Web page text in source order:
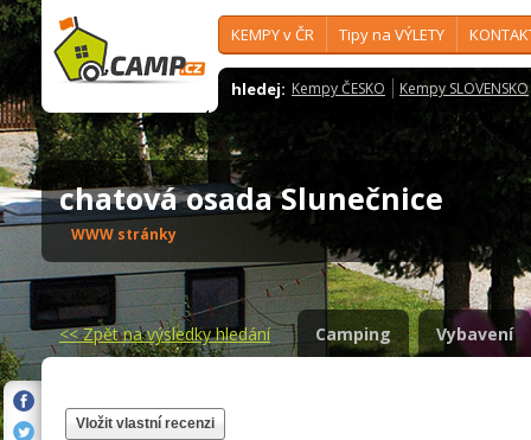
KEMPY v ČR Tipy na VÝLETY
hledej: Kempy ČESKO Kempy SLOVENSKO
chatová osada Slunečnice
WWW stránky
<<Zpět na výsledky hledání Camping Vybavení
Vložit vlastní recenzi